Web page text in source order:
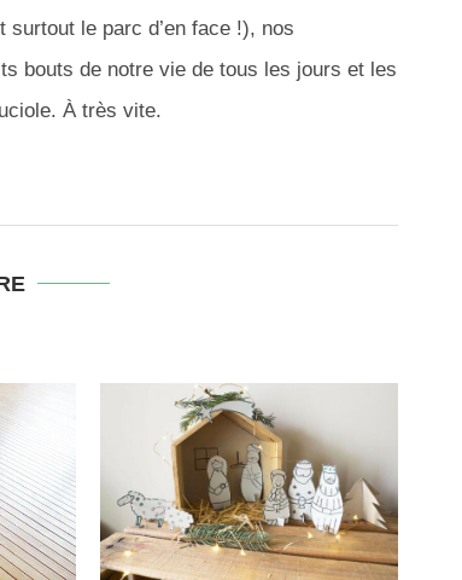
le parc d’en face !), nos
bouts de notre vie de tous les jours et les
À très vite.